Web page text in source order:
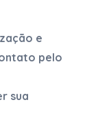
e
pelo
sua